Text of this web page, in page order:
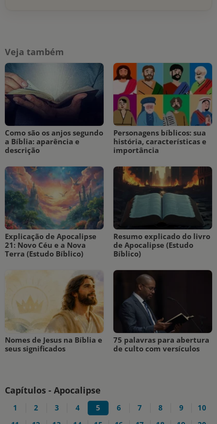
Veja também
Como são os anjos segundo
a Bíblia: aparência e
descrição
Personagens bíblicos: sua
história, características e
importância
Explicação de Apocalipse
21: Novo Céu e a Nova
Terra (Estudo Bíblico)
Resumo explicado do livro
de Apocalipse (Estudo
Bíblico)
Nomes de Jesus na Bíblia e
seus significados
75 palavras para abertura
de culto com versículos
Capítulos - Apocalipse
1 2 3 4 5 6 7 8 9
10